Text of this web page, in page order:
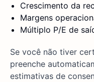
Crescimento da
Margens
Múltiplo P/E de
Se você não tiver
preenche
estimativas de